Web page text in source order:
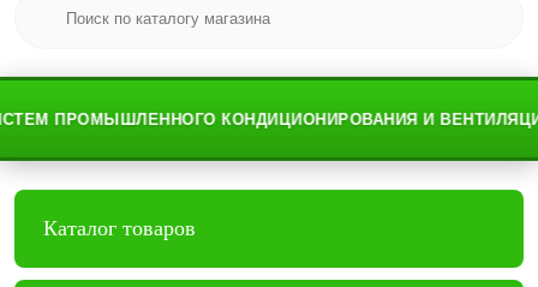
ПРОМЫШЛЕННОГО КОНДИЦИОНИРОВАНИЯ И ВЕНТИЛЯЦИИ
Каталог товаров